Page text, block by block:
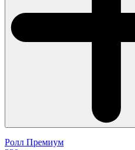
Ролл Премиум